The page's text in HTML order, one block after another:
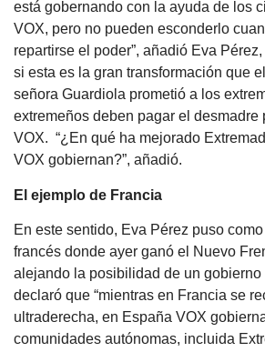
está gobernando con la ayuda de los
VOX, pero no pueden esconderlo
repartirse el poder”, añadió Eva
si esta es la gran transformación que
señora Guardiola prometió a los
extremeños deben pagar el desmadre
VOX. “¿En qué ha mejorado
VOX gobiernan?”, añadió.
El ejemplo de Francia
En este sentido, Eva Pérez puso
francés donde ayer ganó el Nuevo
alejando la posibilidad de un gobierno
declaró que “mientras en Francia se
ultraderecha, en España VOX
comunidades autónomas, incluida